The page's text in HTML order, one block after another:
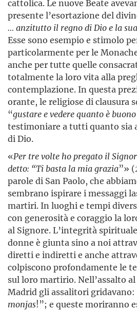
cattolica. Le nuove Beate
presente l’esortazione del
… anzitutto il regno di Dio e la
Esse sono esempio e stimolo
particolarmente per le
anche per tutte quelle
totalmente la loro vita alla
contemplazione. In questa
orante, le religiose di clausura
“gustare e vedere quanto è
testimoniare a tutti quanto sia
di Dio.
«Per tre volte ho pregato il
detto: “Ti basta la mia grazia”» (
parole di San Paolo, che
sembrano ispirare i messaggi
martiri. In luoghi e tempi
con generosità e coraggio la
al Signore. L’integrità
donne è giunta sino a noi
diretti e indiretti e anche
colpiscono profondamente le
sul loro martirio. Nell’assalto
Madrid gli assalitori gridavano:
monjas!”; e queste moriranno